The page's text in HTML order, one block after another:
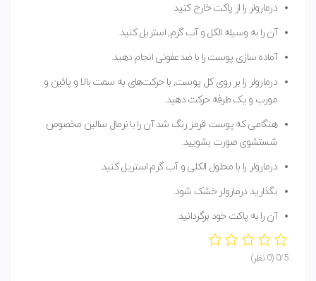
درمارولر را از پاکت خارج کنید
آن را به وسیله الکل و آب گرم, استریل کنید.
آماده سازی پوست را با ضدعفونی انجام دهید.
درمارولر را بر روی کل پوست, با حرکت‌های به سمت بالا و پائین و
مورب و یک طرفه حرکت دهید.
هنگامی که پوست قرمز رنگ شد آن را با نرمال سالین مخصوص
شستشوی صورت بشویید.
درمارولر را با محلول الکلی و آب گرم استریل کنید.
بگذارید درمارولر خشک شود.
آن را به پاکت خود برگردانید.
0/5 (0 نظر)